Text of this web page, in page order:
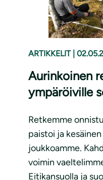
ARTIKKELIT
Aurinkoinen
ympäröiville
Retkemme
paistoi ja
joukkoamme.
voimin
Eitikansuolla ja